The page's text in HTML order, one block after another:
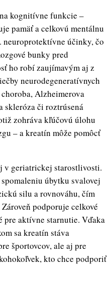
kognitívne funkcie –
pamäť a celkovú mentálnu
neuroprotektívne účinky, čo
bunky pred
ho robí zaujímavým aj z
neurodegeneratívnych
Alzheimerova
skleróza či roztrúsená
zohráva kľúčovú úlohu
– a kreatín môže pomôcť
v geriatrickej starostlivosti.
úbytku svalovej
silu a rovnováhu, čím
podporuje celkové
aktívne starnutie. Vďaka
sa kreatín stáva
športovcov, ale aj pre
kto chce podporiť